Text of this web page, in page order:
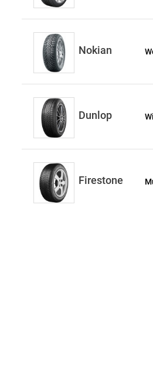
Nokian
Dunlop
Firestone